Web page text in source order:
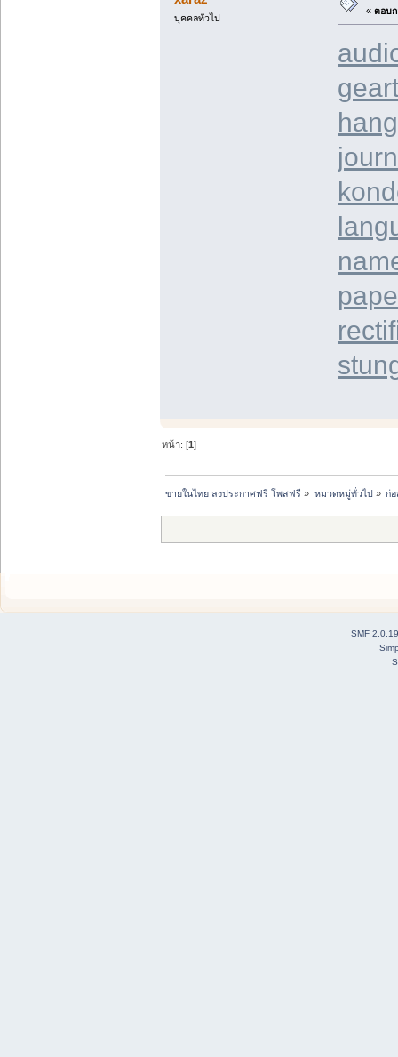
บุคคลทั่วไป
« ตอบก
หน้า: [1]
ขายในไทย ลงประกาศฟรี โพสฟรี » หมวดหมู่ทั่วไป» ก่
SMF 2.0.19